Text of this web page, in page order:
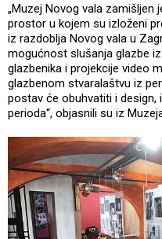
„Muzej Novog vala zamišljen
prostor u kojem su izloženi
iz razdoblja Novog vala u
mogućnost slušanja glazbe
glazbenika i projekcije video
glazbenom stvaralaštvu iz
postav će obuhvatiti i
perioda“, objasnili su iz